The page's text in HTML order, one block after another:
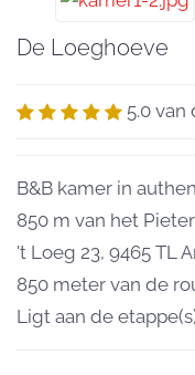
De Loeghoeve
5.0 van
B&B kamer in
850 m van het
't Loeg 23, 9465 TL
850 meter van de
Ligt aan de